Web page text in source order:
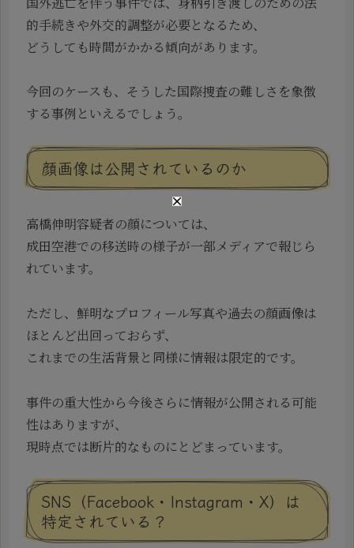
的手続きや外交的調整が必要となるため、
どうしても時間がかかる傾向があります。
今回のケースも、そうした国際捜査の難しさを象徴
する事例といえるでしょう。
顔画像は公開されているのか
高橋伸明容疑者の顔については、
成田空港での移送時の様子が一部メディアで報じら
れています。
ただし、鮮明なプロフィール写真や過去の顔画像は
ほとんど出回っておらず、
これまでの生活背景と同様に情報は限定的です。
事件の重大性から今後さらに情報が公開される可能
性はありますが、
現時点では断片的なものにとどまっています。
SNS（Facebook・Instagram・X）は
特定されている？